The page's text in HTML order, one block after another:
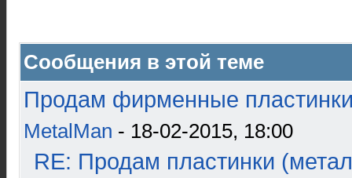
Сообщения в этой теме
Продам фирменные
MetalMan - 18-02-2015, 18:00
RE: Продам пластинки